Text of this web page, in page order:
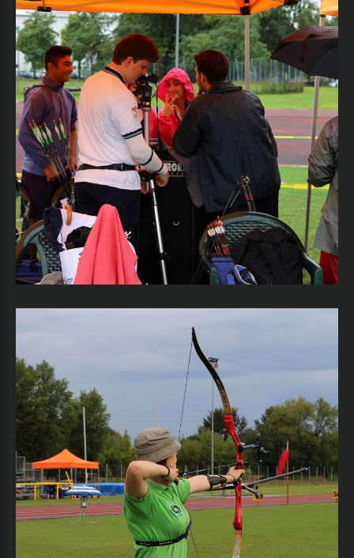
accedi
Ricordami
Nome
utente
dimenticato?
Password
dimenticata?